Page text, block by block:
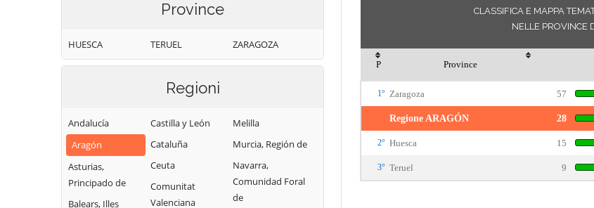
Province
HUESCA TERUEL ZARAGOZA
Regioni
Andalucía
Aragón
Asturias,
Principado de
Balears, Illes
Castilla y León
Cataluña
Ceuta
Comunitat
Valenciana
Melilla
Murcia, Región de
Navarra,
Comunidad Foral
de
CLASSIFICA E MAPPA
NELLE PROVINCE
P Province
1° Zaragoza 57
Regione ARAGÓN 28
2° Huesca 15
3° Teruel 9